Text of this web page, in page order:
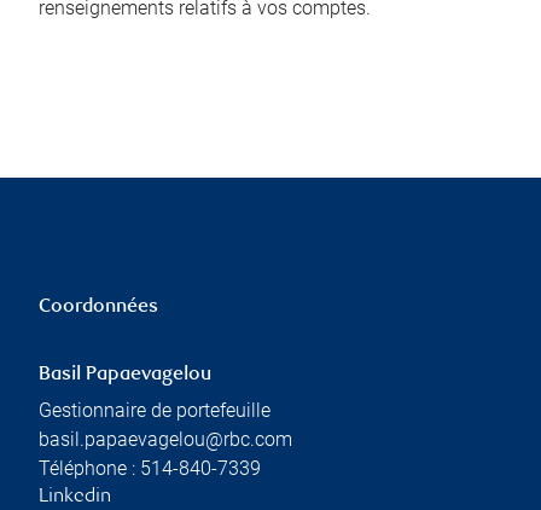
renseignements relatifs à vos comptes.
Coordonnées
Basil Papaevagelou
Gestionnaire de portefeuille
basil.papaevagelou@rbc.com
Téléphone : 514-840-7339
Linkedin